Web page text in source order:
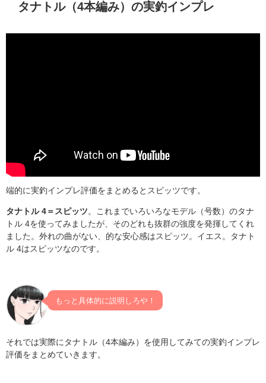
タナトル（4本編み）の実釣インプレ
端的に実釣インプレ評価をまとめるとスピッツです。
タナトル 4＝スピッツ 。これまでいろいろなモデル（号数）のタナ
トル 4を使ってみましたが、そのどれも抜群の強度を発揮してくれ
ました。外れの曲がない、的な安心感はスピッツ。イエス。タナト
ル 4はスピッツなのです。
もっと具体的に説明しろや！
それでは実際にタナトル（4本編み）を使用してみての実釣インプレ
評価をまとめていきます。